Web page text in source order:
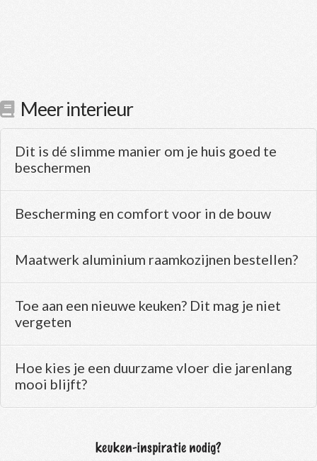
Meer interieur
Dit is dé slimme manier om je huis goed te
beschermen
Bescherming en comfort voor in de bouw
Maatwerk aluminium raamkozijnen bestellen?
Toe aan een nieuwe keuken? Dit mag je niet
vergeten
Hoe kies je een duurzame vloer die jarenlang
mooi blijft?